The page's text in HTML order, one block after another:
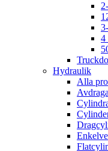
4
Hydraulik
Alla